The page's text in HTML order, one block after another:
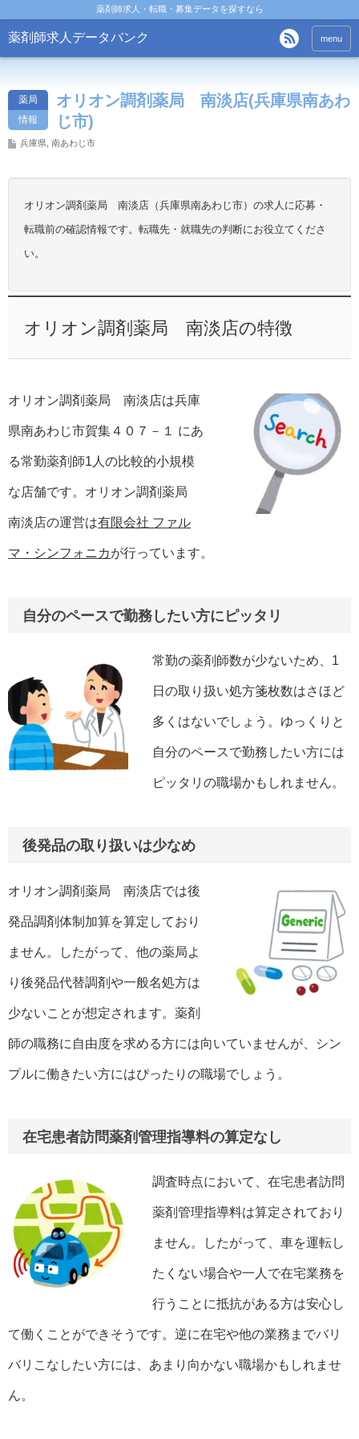
薬剤師求人・転職・募集データを探すなら
薬剤師求人データバンク menu
薬局
情報
オリオン調剤薬局 南淡店(兵庫県南あわ
じ市)
兵庫県 南あわじ市
オリオン調剤薬局 南淡店（兵庫県南あわじ市）の求人に応募・
転職前の確認情報です。転職先・就職先の判断にお役立てくださ
い。
オリオン調剤薬局 南淡店の特徴
オリオン調剤薬局 南淡店は兵庫
県南あわじ市賀集４０７－１ にあ
る常勤薬剤師1人の比較的小規模
な店舗です。オリオン調剤薬局
南淡店の運営は有限会社 ファル
マ・シンフォニカが行っています。
自分のペースで勤務したい方にピッタリ
常勤の薬剤師数が少ないため、1
日の取り扱い処方箋枚数はさほど
多くはないでしょう。ゆっくりと
自分のペースで勤務したい方には
ピッタリの職場かもしれません。
後発品の取り扱いは少なめ
オリオン調剤薬局 南淡店では後
発品調剤体制加算を算定しており
ません。したがって、他の薬局よ
り後発品代替調剤や一般名処方は
少ないことが想定されます。薬剤
師の職務に自由度を求める方には向いていませんが、シン
プルに働きたい方にはぴったりの職場でしょう。
在宅患者訪問薬剤管理指導料の算定なし
調査時点において、在宅患者訪問
薬剤管理指導料は算定されており
ません。したがって、車を運転し
たくない場合や一人で在宅業務を
行うことに抵抗がある方は安心し
て働くことができそうです。逆に在宅や他の業務までバリ
バリこなしたい方には、あまり向かない職場かもしれませ
ん。